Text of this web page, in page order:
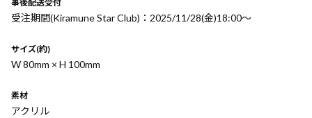
事後配送受付
受注期間(Kiramune Star Club)：2025/11/28(金)18:00〜
サイズ(約)
W 80mm × H 100mm
素材
アクリル